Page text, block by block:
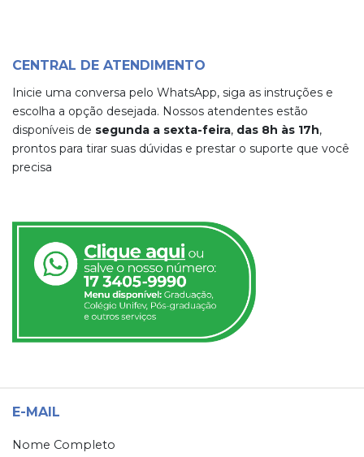
CENTRAL DE ATENDIMENTO
Inicie uma conversa pelo WhatsApp, siga as instruções e
escolha a opção desejada. Nossos atendentes estão
disponíveis de segunda a sexta-feira, das 8h às 17h,
prontos para tirar suas dúvidas e prestar o suporte que você
precisa
E-MAIL
Nome Completo